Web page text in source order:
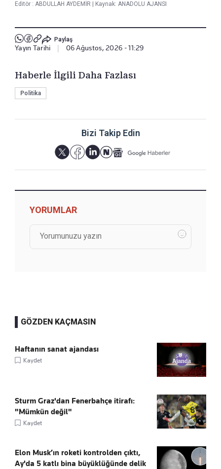
Editör : ABDULLAH AYDEMİR Kaynak: ANADOLU AJANSI
Paylaş
Yayın Tarihi 06 Ağustos, 2026 - 11:29
Haberle İlgili Daha Fazlası
Politika
Bizi Takip Edin
YORUMLAR
GÖZDEN KAÇMASIN
Haftanın sanat ajandası
Kaydet
Sturm Graz'dan Fenerbahçe itirafı:
"Mümkün değil"
Kaydet
Elon Musk’ın roketi kontrolden çıktı,
Ay'da 5 katlı bina büyüklüğünde delik